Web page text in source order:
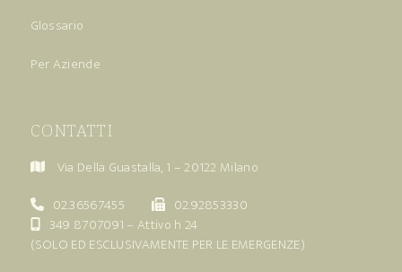
Glossario
Per Aziende
CONTATTI
Via Della Guastalla, 1 – 20122 Milano
02.36567455
02.92853330
349 8707091 – Attivo h 24
(SOLO ED ESCLUSIVAMENTE PER LE EMERGENZE)